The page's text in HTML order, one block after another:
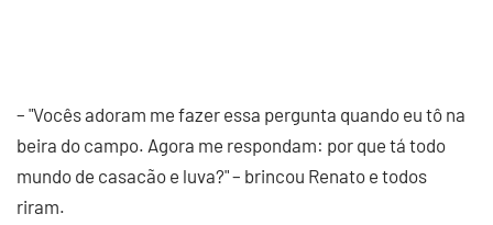
– "Vocês adoram me fazer essa pergunta quando eu tô na
beira do campo. Agora me respondam: por que tá todo
mundo de casacão e luva?" – brincou Renato e todos
riram.